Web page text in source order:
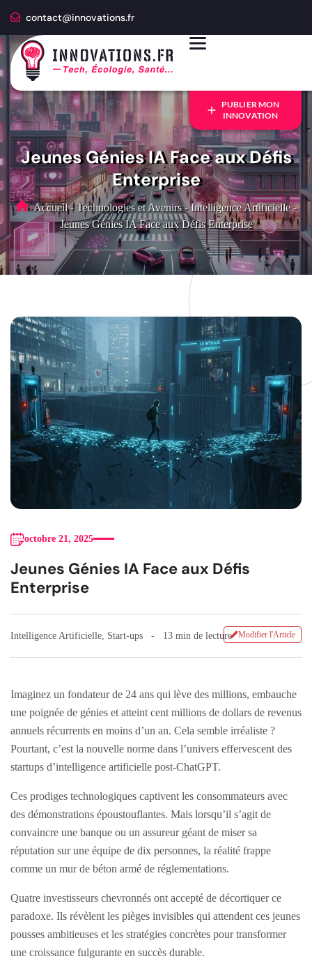
contact@innovations.fr
PUBLIER MON
INNOVATION
Jeunes Génies IA Face aux Défis
Enterprise
Accueil - Technologies et Avenirs - Intelligence Artificielle -
Jeunes Génies IA Face aux Défis Enterprise
octobre 21, 2025
Jeunes Génies IA Face aux Défis
Enterprise
Intelligence Artificielle Start-ups 13 min de lecture Modifier l'Article
Imaginez un fondateur de 24 ans qui lève des millions, embauche
une poignée de génies et atteint cent millions de dollars de revenus
annuels récurrents en moins d’un an. Cela semble irréaliste ?
Pourtant, c’est la nouvelle norme dans l’univers effervescent des
startups d’intelligence artificielle post-ChatGPT.
Ces prodiges technologiques captivent les consommateurs avec
des démonstrations époustouflantes. Mais lorsqu’il s’agit de
convaincre une banque ou un assureur géant de miser sa
réputation sur une équipe de dix personnes, la réalité frappe
comme un mur de béton armé de réglementations.
Quatre investisseurs chevronnés ont accepté de décortiquer ce
paradoxe. Ils révèlent les pièges invisibles qui attendent ces jeunes
pousses ambitieuses et les stratégies concrètes pour transformer
une croissance fulgurante en succès durable.